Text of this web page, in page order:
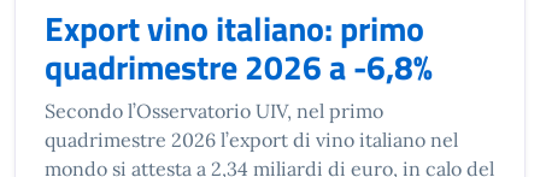
Export vino italiano: primo
quadrimestre 2026 a -6,8%
Secondo l’Osservatorio UIV, nel primo
quadrimestre 2026 l’export di vino italiano nel
mondo si attesta a 2,34 miliardi di euro, in calo del